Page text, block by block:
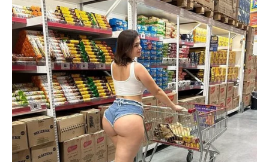
Unutrašnje stanje: mir posle oluje
Jedna od najlepših stvari koje sledeća nedelja donosi
Ovnu jesteunutrašnji mir. Ne savršenu sreću, ne euforiju
– već mir. Osećaj da više ne moraš da se dokazuješ, da
objašnjavaš, da se opravdavaš. Kao da konačno shvataš
da nisi pogrešio što si bio svoj.